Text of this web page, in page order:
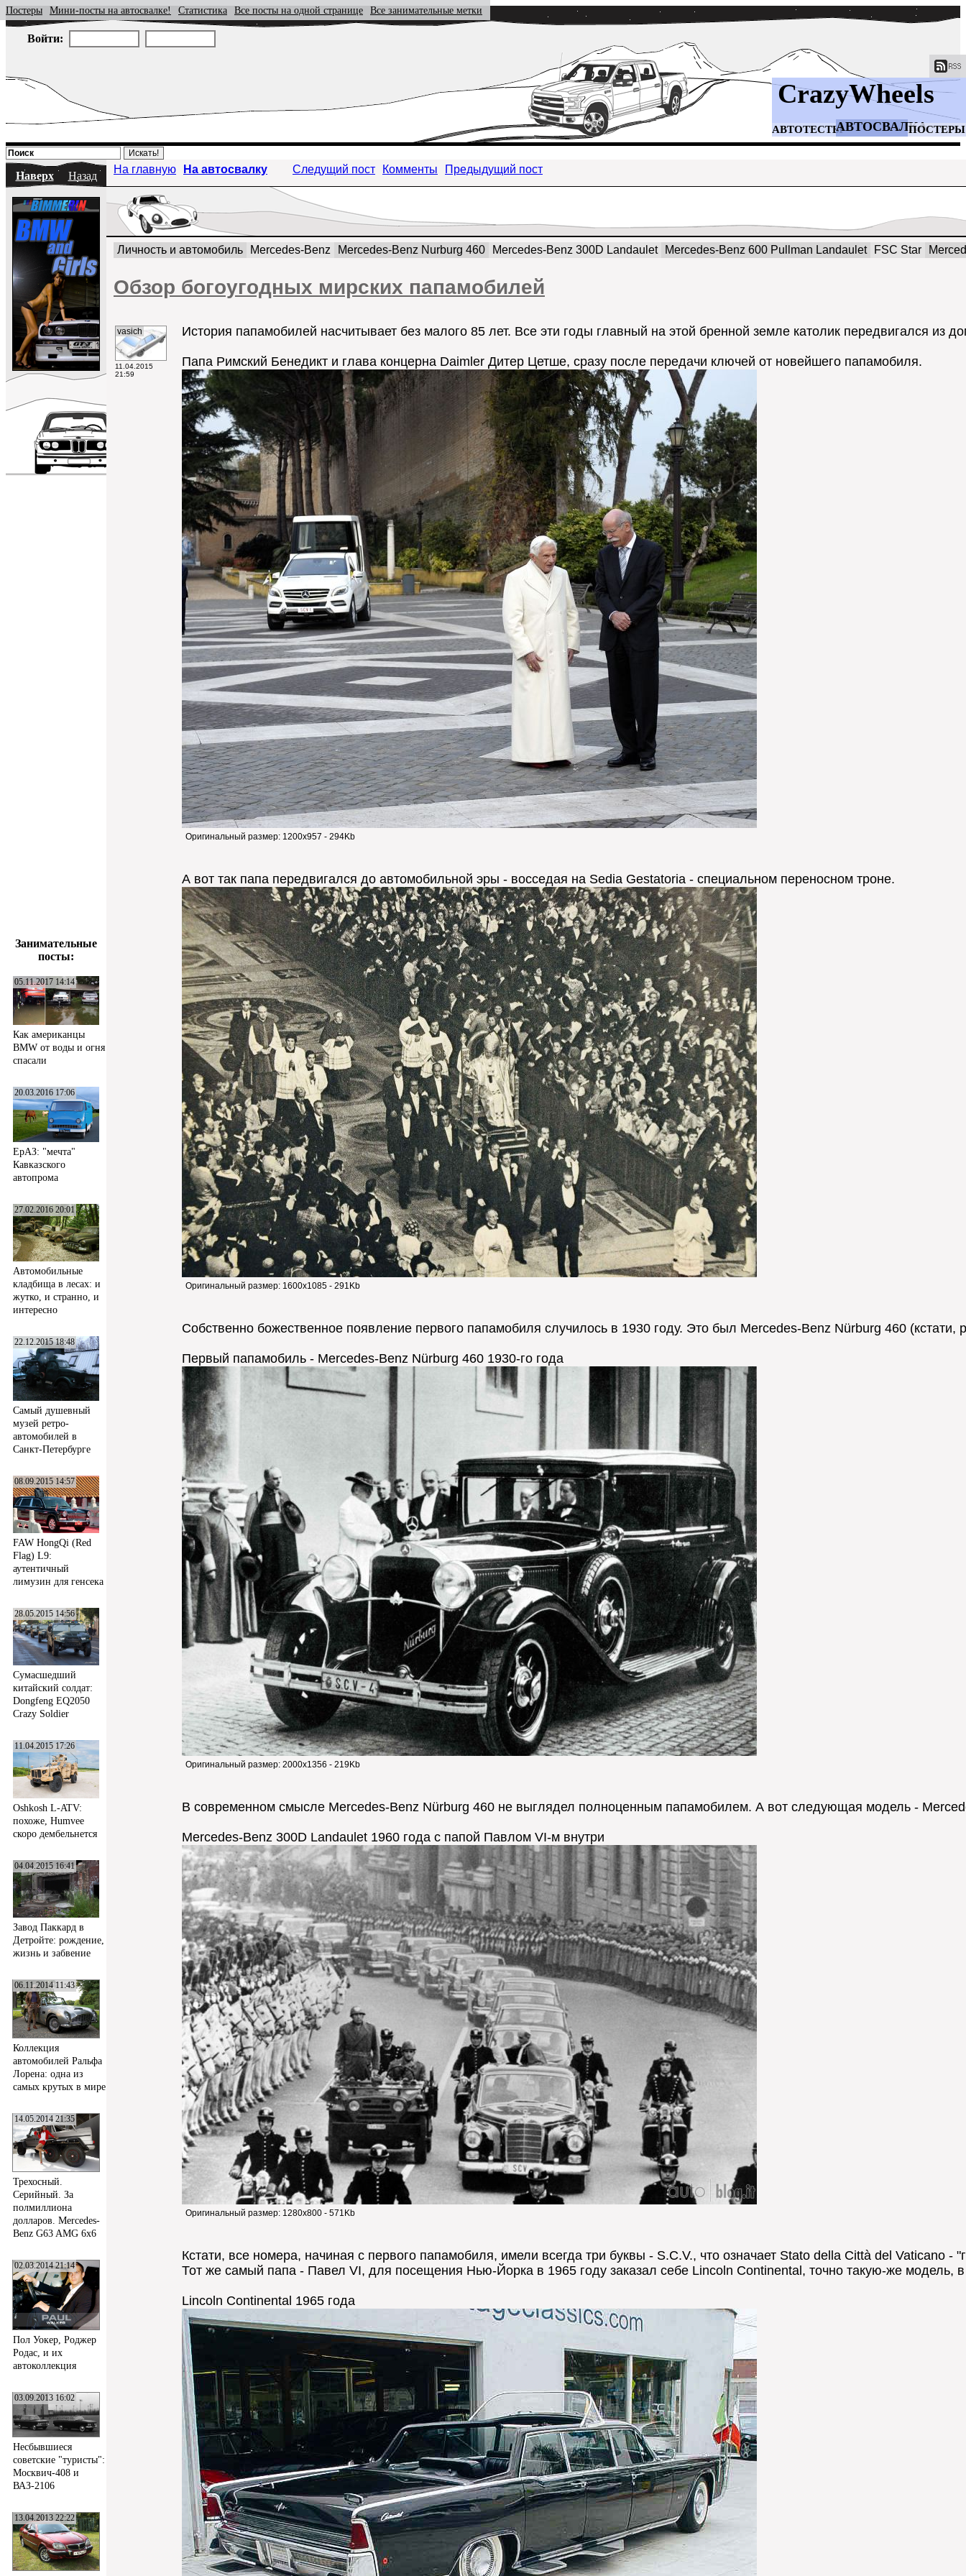
CrazyWheels
АВТОТЕСТЫАВТОСВАЛКАПОСТЕРЫ
Постеры Мини-посты на автосвалке! Статистика Все посты на одной странице Все занимательные метки
Войти:
Наверх Назад
Занимательные
посты:
05.11.2017 14:14
Как американцы
BMW от воды и огня
спасали
20.03.2016 17:06
ЕрАЗ: "мечта"
Кавказского
автопрома
27.02.2016 20:01
Автомобильные
кладбища в лесах: и
жутко, и странно, и
интересно
22.12.2015 18:48
Самый душевный
музей ретро-
автомобилей в
Санкт-Петербурге
08.09.2015 14:57
FAW HongQi (Red
Flag) L9:
аутентичный
лимузин для генсека
28.05.2015 14:56
Сумасшедший
китайский солдат:
Dongfeng EQ2050
Crazy Soldier
11.04.2015 17:26
Oshkosh L-ATV:
похоже, Humvee
скоро дембельнется
04.04.2015 16:41
Завод Паккард в
Детройте: рождение,
жизнь и забвение
06.11.2014 11:43
Коллекция
автомобилей Ральфа
Лорена: одна из
самых крутых в мире
14.05.2014 21:35
Трехосный.
Серийный. За
полмиллиона
долларов. Mercedes-
Benz G63 AMG 6x6
02.03.2014 21:14
Пол Уокер, Роджер
Родас, и их
автоколлекция
03.09.2013 16:02
Несбывшиеся
советские "туристы":
Москвич-408 и
ВАЗ-2106
13.04.2013 22:22
На главную На автосвалку Следущий пост Комменты Предыдущий пост
Личность и автомобиль Mercedes-Benz Mercedes-Benz Nurburg 460 Mercedes-Benz 300D Landaulet Mercedes-Benz 600 Pullman Landaulet FSC Star
Обзор богоугодных мирских папамобилей
vasich
11.04.2015
21:59
История папамобилей насчитывает без малого 85 лет. Все эти годы главный на этой бренной земле католик передвигался
Папа Римский Бенедикт и глава концерна Daimler Дитер Цетше, сразу после передачи ключей от новейшего папамобиля.
Оригинальный размер: 1200x957 - 294Kb
А вот так папа передвигался до автомобильной эры - восседая на Sedia Gestatoria - специальном переносном троне.
Оригинальный размер: 1600x1085 - 291Kb
Собственно божественное появление первого папамобиля случилось в 1930 году. Это был Mercedes-Benz Nürburg 460
Первый папамобиль - Mercedes-Benz Nürburg 460 1930-го года
Оригинальный размер: 2000x1356 - 219Kb
В современном смысле Mercedes-Benz Nürburg 460 не выглядел полноценным папамобилем. А вот следующая модель -
Mercedes-Benz 300D Landaulet 1960 года c папой Павлом VI-м внутри
Оригинальный размер: 1280x800 - 571Kb
Кстати, все номера, начиная с первого папамобиля, имели всегда три буквы - S.C.V., что означает Stato della Città del
Тот же самый папа - Павел VI, для посещения Нью-Йорка в 1965 году заказал себе Lincoln Continental, точно такую-же модель,
Lincoln Continental 1965 года